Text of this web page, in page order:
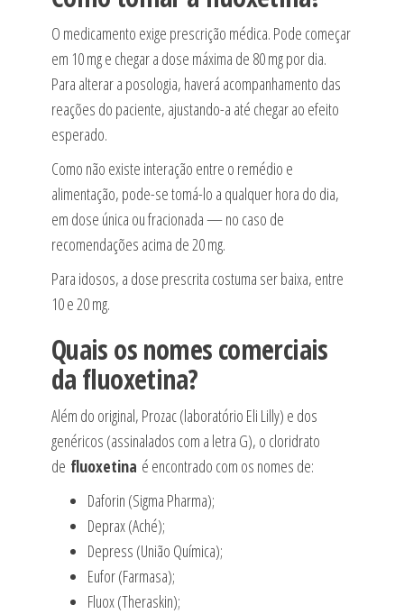
O medicamento exige prescrição médica. Pode começar
em 10 mg e chegar a dose máxima de 80 mg por dia.
Para alterar a posologia, haverá acompanhamento das
reações do paciente, ajustando-a até chegar ao efeito
esperado.
Como não existe interação entre o remédio e
alimentação, pode-se tomá-lo a qualquer hora do dia,
em dose única ou fracionada — no caso de
recomendações acima de 20 mg.
Para idosos, a dose prescrita costuma ser baixa, entre
10 e 20 mg.
Quais os nomes comerciais
da fluoxetina?
Além do original, Prozac (laboratório Eli Lilly) e dos
genéricos (assinalados com a letra G), o cloridrato
de fluoxetina é encontrado com os nomes de:
Daforin (Sigma Pharma);
Deprax (Aché);
Depress (União Química);
Eufor (Farmasa);
Fluox (Theraskin);